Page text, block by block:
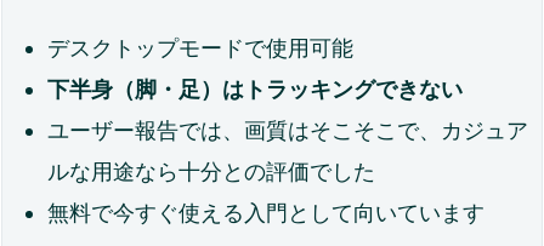
予
算
別
お
す
デスクトップモードで使用可能
下半身（脚・足）はトラッキングできない
ユーザー報告では、画質はそこそこで、カジュア
ルな用途なら十分との評価でした
無料で今すぐ使える入門として向いています